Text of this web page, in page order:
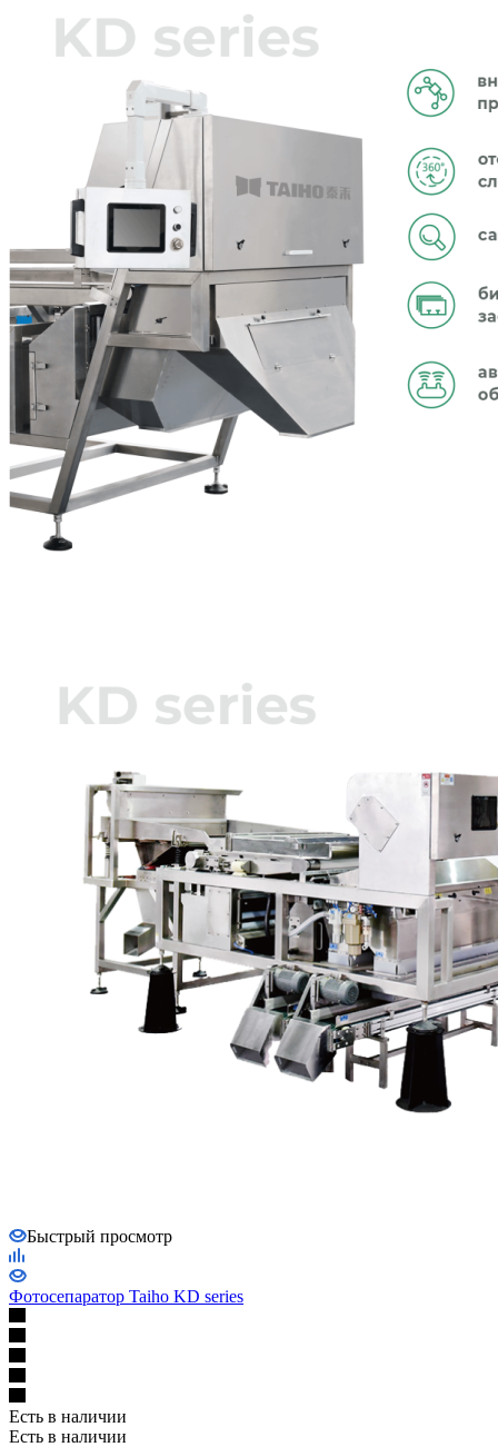
Быстрый просмотр
Фотосепаратор Taiho KD series
Есть в наличии
Есть в наличии